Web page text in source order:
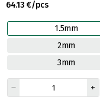
64.13 €/pcs
1.5mm
2mm
3mm